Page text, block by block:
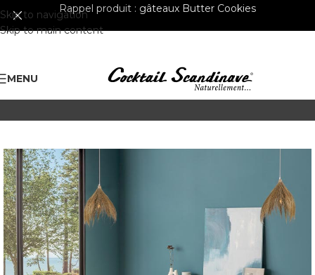
Skip to navigation
Skip to main content
Rappel produit : gâteaux Butter Cookies
MENU